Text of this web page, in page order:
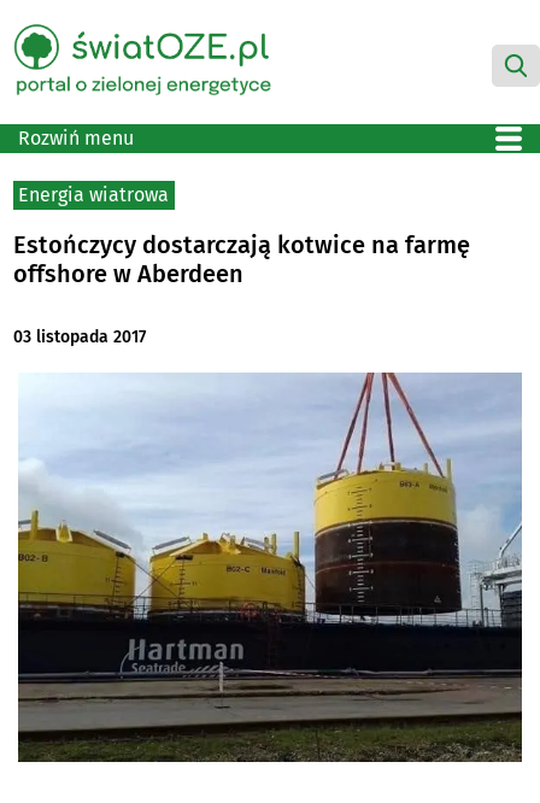
Rozwiń menu
Energia wiatrowa
Estończycy dostarczają kotwice na farmę
offshore w Aberdeen
03 listopada 2017